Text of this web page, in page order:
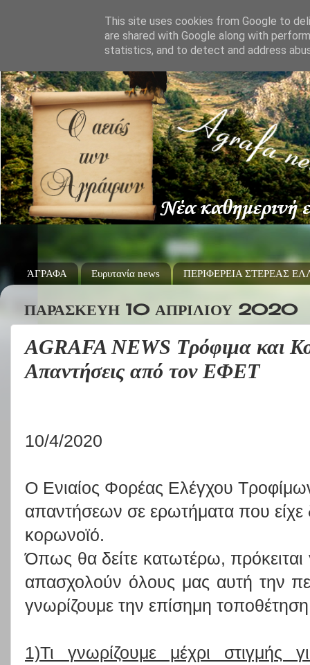
ΆΓΡΑΦΑ Ευρυτανία news ΠΕΡΙΦΕΡΕΙΑ ΣΤΕΡΕΑΣ
ΠΑΡΑΣΚΕΥΉ 10 ΑΠΡΙΛΊΟΥ 2020
AGRAFA NEWS Τρόφιμα και
Απαντήσεις από τον ΕΦΕΤ
10/4/2020
Ο Ενιαίος Φορέας Ελέγχου
απαντήσεων σε ερωτήματα που είχε
κορωνοϊό.
Όπως θα δείτε κατωτέρω, πρόκειται
απασχολούν όλους μας αυτή την
γνωρίζουμε την επίσημη
1)Τι γνωρίζουμε μέχρι
This site uses cookies from Google to
are shared with Google along with
statistics, and to detect and address